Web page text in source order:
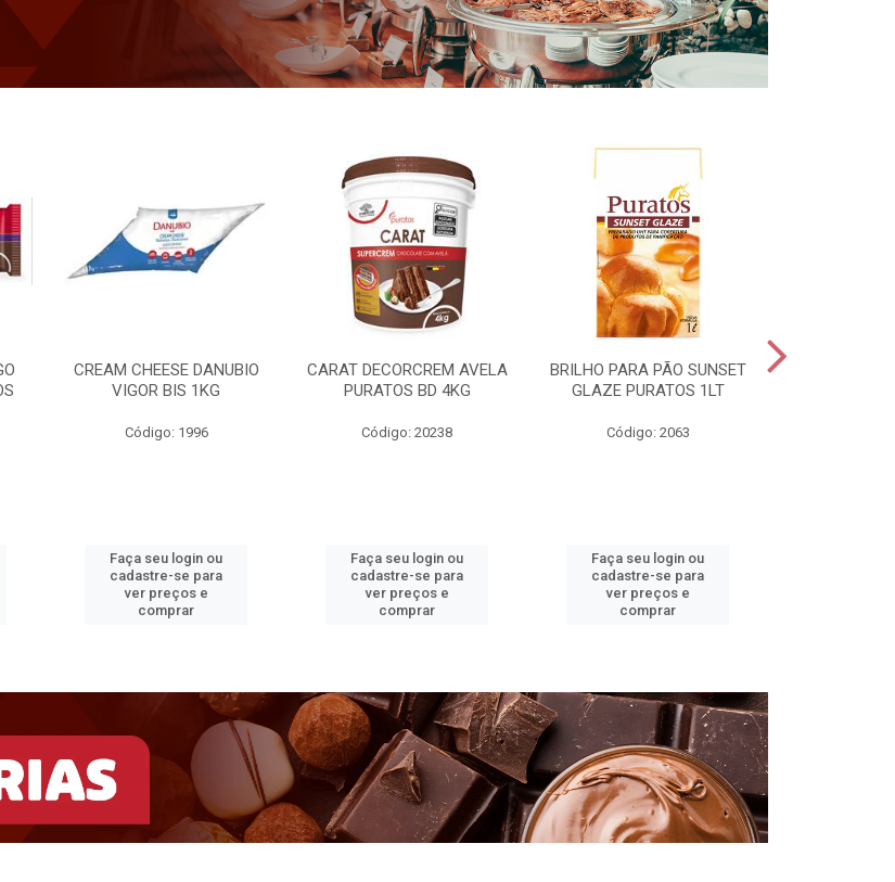
CREAM CHEESE DANUBIO
VIGOR BIS 1KG
Código: 1996
Faça seu login ou
cadastre-se para
ver preços e
comprar
CARAT DECORCREM AVELA
PURATOS BD 4KG
Código: 20238
Faça seu login ou
cadastre-se para
ver preços e
comprar
BRILHO PARA PÃO SUNSET
GLAZE PURATOS 1LT
Código: 2063
Faça seu login ou
cadastre-se para
ver preços e
comprar